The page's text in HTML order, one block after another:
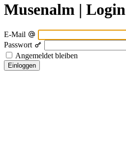
Musenalm | Login
E-Mail
Passwort
Angemeldet bleiben
Einloggen